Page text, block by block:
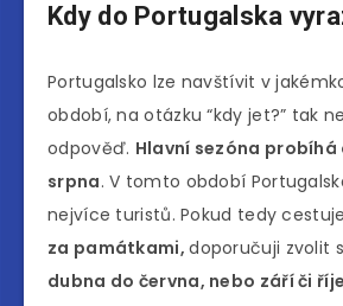
Kdy do Portugalska
Portugalsko lze navštívit v
období, na otázku “kdy jet?” tak
odpověď. Hlavní sezóna probíhá
srpna. V tomto období
nejvíce turistů. Pokud tedy
za památkami,doporučuji zvolit
dubna do června, nebo září či